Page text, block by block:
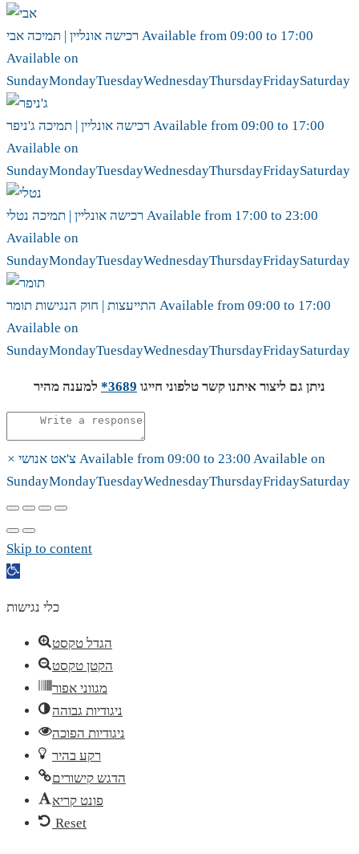
רכישה אונליין | תמיכה Available from 09:00 to 17:00
Available on
SundayMondayTuesdayWednesdayThursdayFridaySaturday
רכישה אונליין | תמיכה Available from 09:00 to 17:00
Available on
SundayMondayTuesdayWednesdayThursdayFridaySaturday
רכישה אונליין | תמיכה Available from 17:00 to 23:00
Available on
SundayMondayTuesdayWednesdayThursdayFridaySaturday
התייעצות | חוק הנגישות Available from 09:00 to 17:00
Available on
SundayMondayTuesdayWednesdayThursdayFridaySaturday
ניתן גם ליצור איתנו קשר טלפוני חייגו 3689* למענה מהיר
× צ'אט אנושי Available from 09:00 to 23:00 Available on
SundayMondayTuesdayWednesdayThursdayFridaySaturday
Skip to content
Open
כלי נגישות
הגדל טקסט
הקטן טקסט
מגווני אפור
ניגודיות גבוהה
ניגודיות הפוכה
רקע בהיר
הדגש קישורים
פונט קריא
Reset